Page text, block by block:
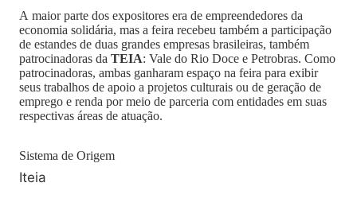
A maior parte dos expositores era de empreendedores da
economia solidária, mas a feira recebeu também a participação
de estandes de duas grandes empresas brasileiras, também
patrocinadoras da TEIA: Vale do Rio Doce e Petrobras. Como
patrocinadoras, ambas ganharam espaço na feira para exibir
seus trabalhos de apoio a projetos culturais ou de geração de
emprego e renda por meio de parceria com entidades em suas
respectivas áreas de atuação.
Sistema de Origem
Iteia